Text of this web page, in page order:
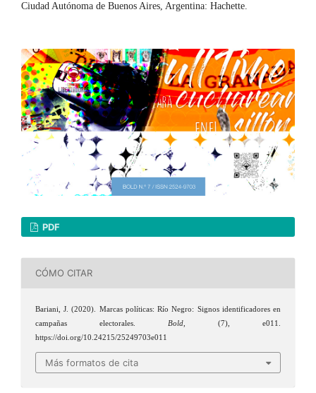
Ciudad Autónoma de Buenos Aires, Argentina: Hachette.
PDF
CÓMO CITAR
Bariani, J. (2020). Marcas políticas: Río Negro: Signos identificadores en
campañas electorales. Bold , (7), e011.
https://doi.org/10.24215/25249703e011
Más formatos de cita